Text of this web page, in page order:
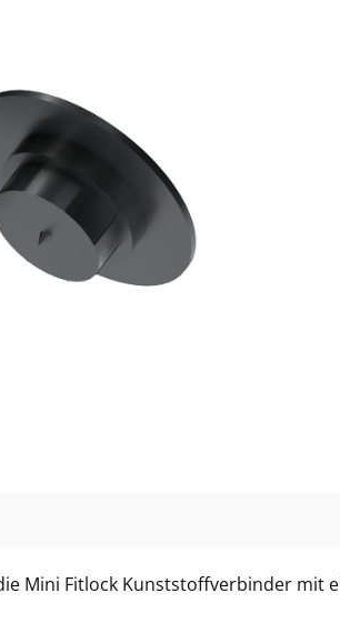
Mini Fitlock Kunststoffverbinder mit